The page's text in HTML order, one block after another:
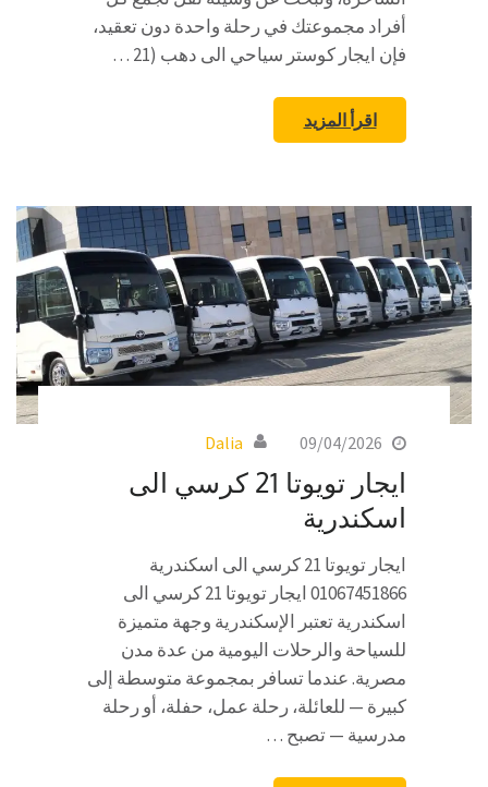
أفراد مجموعتك في رحلة واحدة دون تعقيد،
فإن ايجار كوستر سياحي الى دهب (21 …
اقرأ المزيد
09/04/2026
Dalia
ايجار تويوتا 21 كرسي الى
اسكندرية
ايجار تويوتا 21 كرسي الى اسكندرية
01067451866 ايجار تويوتا 21 كرسي الى
اسكندرية تعتبر الإسكندرية وجهة متميزة
للسياحة والرحلات اليومية من عدة مدن
مصرية. عندما تسافر بمجموعة متوسطة إلى
كبيرة — للعائلة، رحلة عمل، حفلة، أو رحلة
مدرسية — تصبح …